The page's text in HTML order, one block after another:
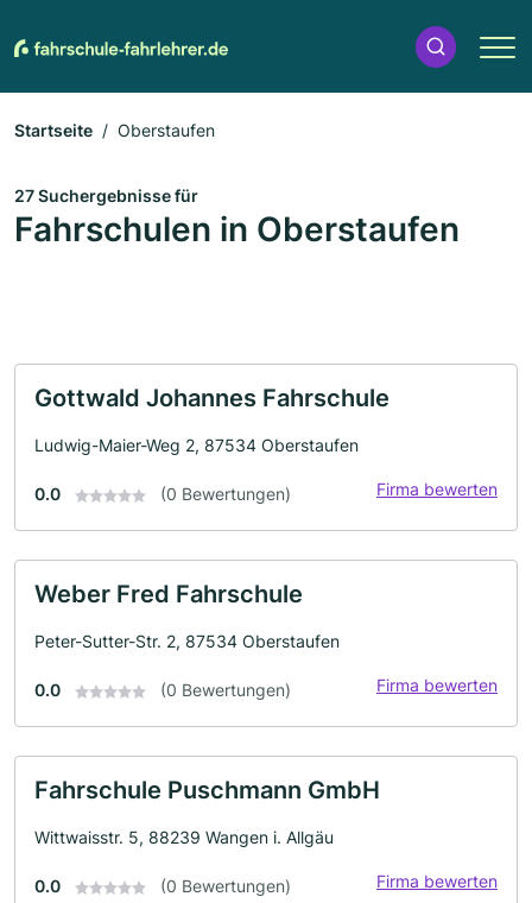
Startseite Oberstaufen
27 Suchergebnisse für
Fahrschulen in Oberstaufen
Gottwald Johannes Fahrschule
Ludwig-Maier-Weg 2, 87534 Oberstaufen
0.0 (0 Bewertungen) Firma bewerten
Weber Fred Fahrschule
Peter-Sutter-Str. 2, 87534 Oberstaufen
0.0 (0 Bewertungen) Firma bewerten
Fahrschule Puschmann GmbH
Wittwaisstr. 5, 88239 Wangen i. Allgäu
0.0 (0 Bewertungen) Firma bewerten